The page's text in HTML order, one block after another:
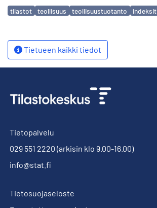
Avainsanat
tilastot teollisuus teollisuustuotanto indeksit
Tietueen kaikki tiedot
Tietopalvelu
029 551 2220 (arkisin klo 9.00-16.00)
info@stat.fi
Tietosuojaseloste